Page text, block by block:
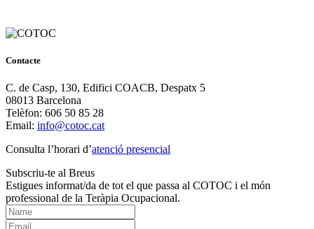
Contacte
C. de Casp, 130, Edifici COACB, Despatx 5
08013 Barcelona
Telèfon: 606 50 85 28
Email: info@cotoc.cat
Consulta l’horari d’atenció presencial
Subscriu-te al Breus
Estigues informat/da de tot el que passa al COTOC i el món
professional de la Teràpia Ocupacional.